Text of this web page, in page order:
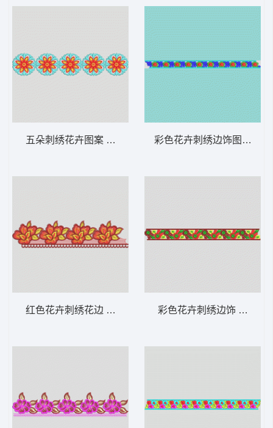
五朵刺绣花卉图案 条带状 水溶条码网布花边
红色花卉刺绣花边 条带状 水溶条码网布花边
彩色花卉刺绣边饰图案 条
彩色花卉刺绣边饰 条带状